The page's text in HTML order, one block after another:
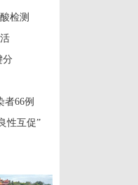
检测
分
者66例
性互促”